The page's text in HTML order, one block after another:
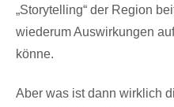
„Storytelling“ der Region
wiederum Auswirkungen
könne.
Aber was ist dann wirklich